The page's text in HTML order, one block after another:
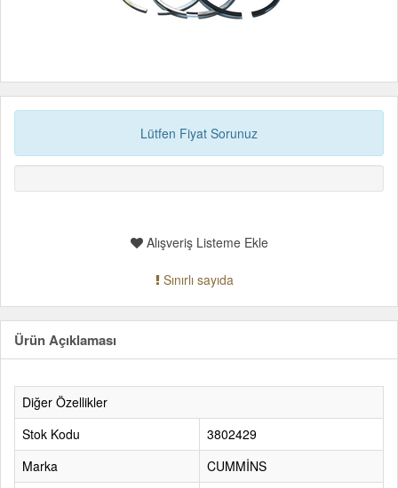
Lütfen Fiyat Sorunuz
Alışveriş Listeme Ekle
Sınırlı sayıda
Ürün Açıklaması
Diğer Özellikler
Stok Kodu
3802429
Marka
CUMMİNS